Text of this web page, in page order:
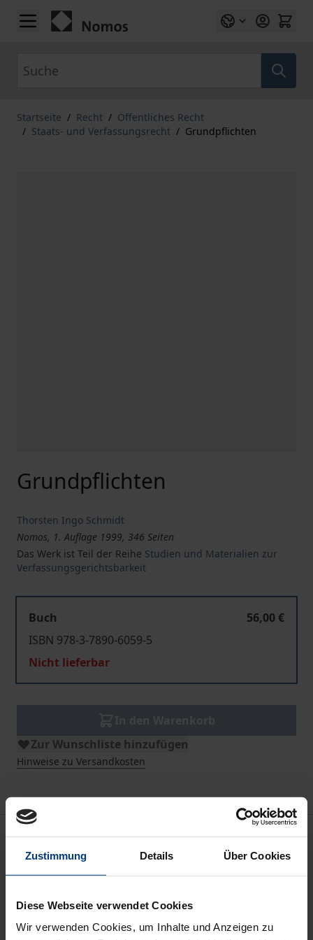
Zustimmung Details Über Cookies
Diese Webseite verwendet Cookies
Wir verwenden Cookies, um Inhalte und Anzeigen zu
Zum Inhalt springen
Startseite / Recht / Öffentliches Recht
/ Staats- und Verfassungsrecht / Grundpflichten
Grundpflichten
Thorsten Ingo Schmidt
Nomos, 1. Auflage 1999, 346 Seiten
Das Werk ist Teil der Reihe Studien und Materialien zur
Verfassungsgerichtsbarkeit
Buch
56,00 €
ISBN 978-3-7890-6059-5
Nicht lieferbar
Zur Wunschliste hinzufügen
Hinweise zu Versandkosten
Beschreibung
Obwohl Fragen der Steuerpflicht, Schulpflicht,
aktuellen politischen Diskussion eine große Rolle
spielen, wurde die Thematik in Rechtsprechung und